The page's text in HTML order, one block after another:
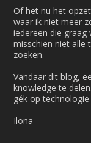
Of het nu het
waar ik niet meer
iedereen die
misschien niet alle
zoeken.
Vandaar dit blog,
knowledge te
gék op
Ilona